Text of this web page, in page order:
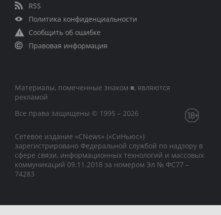
RSS
Политика конфиденциальности
Сообщить об ошибке
Правовая информация
Материалы, помеченные знаком ■, являются
рекламой
Все права защищены © 1995 – 2026
Сетевое издание «CNews» («СиНьюс»)
зарегистрировано Федеральной службой по надзору в
сфере связи, информационных технологий и массовых
коммуникаций 09.11.2018 за номером Эл № ФС77 –
74283